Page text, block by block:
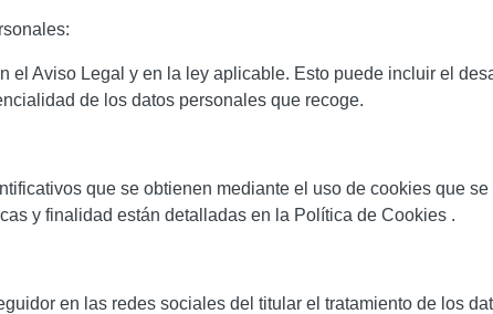
el Aviso Legal y en la ley aplicable. Esto puede incluir el
de los datos personales que recoge.
que se obtienen mediante el uso de cookies que se
y finalidad están detalladas en la Política de Cookies .
en las redes sociales del titular el tratamiento de los